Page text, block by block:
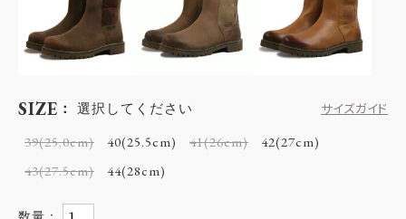
SIZE 選択してください
サイズガイド
39(25.0cm)
40(25.5cm) 41(26cm)
42(27cm)
43(27.5cm)
44(28cm)